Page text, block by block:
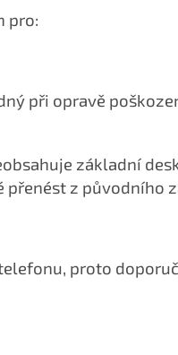
pro:
při opravě
základní
přenést z původního
proto